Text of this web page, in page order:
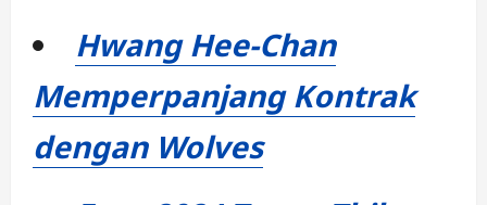
Hwang Hee-Chan
Memperpanjang Kontrak
dengan Wolves